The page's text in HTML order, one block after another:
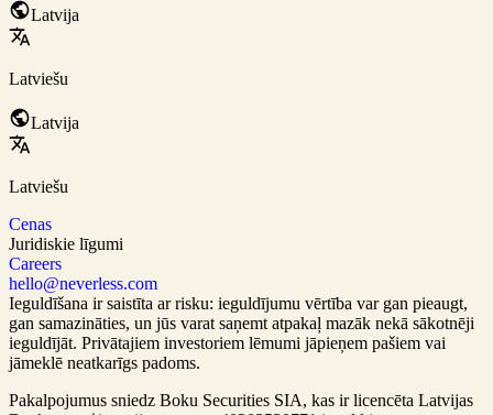
Latvija
Latviešu
Latvija
Latviešu
Cenas
Juridiskie līgumi
Careers
hello@neverless.com
Ieguldīšana ir saistīta ar risku: ieguldījumu vērtība var gan pieaugt,
gan samazināties, un jūs varat saņemt atpakaļ mazāk nekā sākotnēji
ieguldījāt. Privātajiem investoriem lēmumi jāpieņem pašiem vai
jāmeklē neatkarīgs padoms.
Pakalpojumus sniedz Boku Securities SIA, kas irlicencēta Latvijas